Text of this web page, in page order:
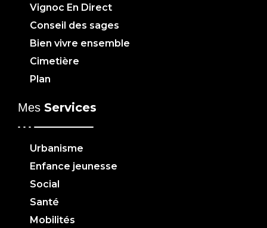
Vignoc En Direct
Conseil des sages
Bien vivre ensemble
Cimetière
Plan
Mes Services
Urbanisme
Enfance jeunesse
Social
Santé
Mobilités